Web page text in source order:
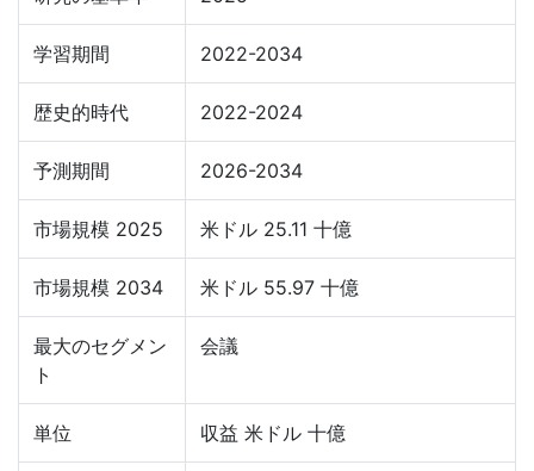
学習期間 2022-2034
歴史的時代 2022-2024
予測期間 2026-2034
市場規模 2025 米ドル 25.11 十億
市場規模 2034 米ドル 55.97 十億
最大のセグメン
ト
会議
単位 収益 米ドル 十億